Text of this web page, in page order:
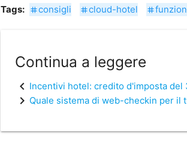
Tags: tag
tagcloud-hotel
tagconsigli
Continua a leggere
chevron_left Incentivi hotel: credito d'imposta del
chevron_right Quale sistema di web-checkin per il